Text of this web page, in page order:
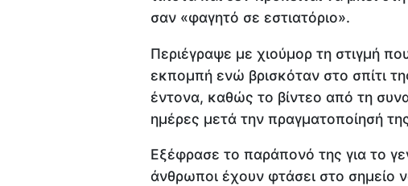
σαν «φαγητό σε εστιατόριο».
Περιέγραψε με χιούμορ τη στιγμή
εκπομπή ενώ βρισκόταν στο σπίτι
έντονα, καθώς το βίντεο από τη
ημέρες μετά την πραγματοποίησή
Εξέφρασε το παράπονό της για το
άνθρωποι έχουν φτάσει στο σημείο